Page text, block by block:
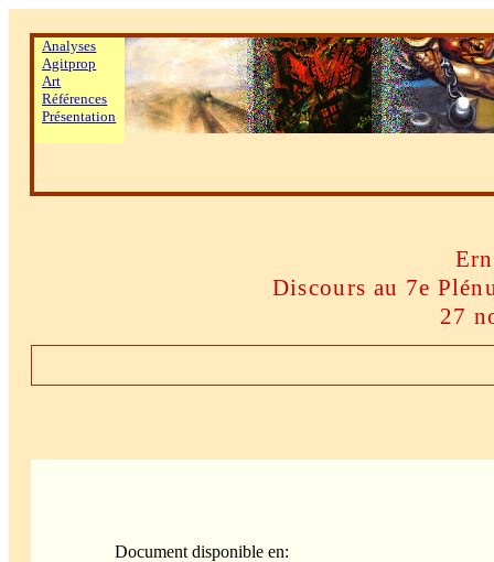
Analyses
Agitprop
Art
Références
Présentation
Discours au 7e
27
Document disponible en: